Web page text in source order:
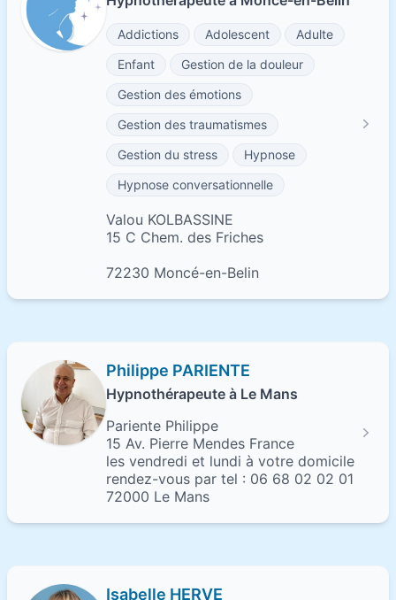
Addictions Adolescent
Adulte
Enfant
Gestion de la douleur
Gestion des émotions
Gestion des traumatismes
Gestion du stress
Hypnose
Hypnose conversationnelle
Valou KOLBASSINE
15 C Chem. des Friches
72230 Moncé-en-Belin
Philippe PARIENTE
Hypnothérapeute à Le Mans
Pariente Philippe
15 Av. Pierre Mendes France
les vendredi et lundi à votre domicile
rendez-vous par tel : 06 68 02 02 01
72000 Le Mans
Isabelle HERVE